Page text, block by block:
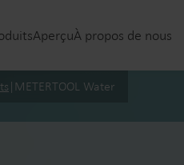
AperçuÀ propos de nous
| METERTOOL Water